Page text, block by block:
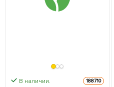
В наличии. 188710